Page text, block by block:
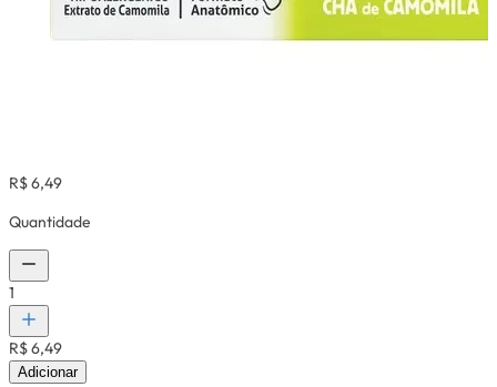
R$ 6,49
Quantidade
1
R$ 6,49
Adicionar